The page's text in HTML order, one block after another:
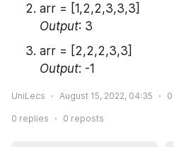
arr = [1,2,2,3,3,3]
Output: 3
arr = [2,2,2,3,3]
Output: -1
UniLecs August 15, 2022, 04:35 0
0 replies 0 reposts